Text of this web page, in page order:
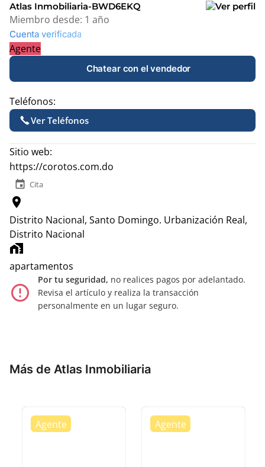
Atlas Inmobiliaria-BWD6EKQ
Miembro desde: 1 año
Cuenta verificada
Agente
Chatear con el vendedor
Teléfonos:
Ver Teléfonos
Sitio web:
https://corotos.com.do
event Cita
location_on
Distrito Nacional, Santo Domingo. Urbanización Real,
Distrito Nacional
home_work
apartamentos
error_outline
Por tu seguridad, no realices pagos por adelantado.
Revisa el artículo y realiza la transacción
personalmente en un lugar seguro.
Más de Atlas Inmobiliaria